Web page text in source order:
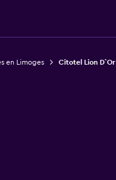
en Limoges Citotel Lion D`Or